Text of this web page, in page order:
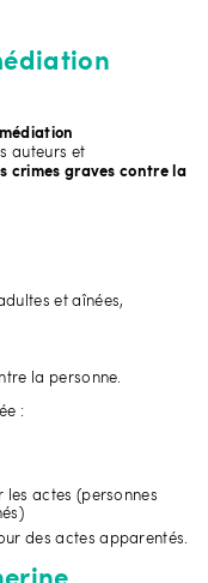
médiation
auteurs et
crimes graves contre la
et aînées,
la personne.
:
les actes (personnes
des actes apparentés.